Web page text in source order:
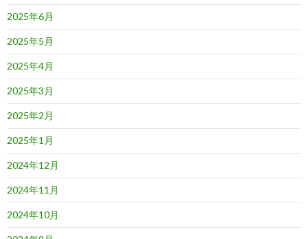
2025年6月
2025年5月
2025年4月
2025年3月
2025年2月
2025年1月
2024年12月
2024年11月
2024年10月